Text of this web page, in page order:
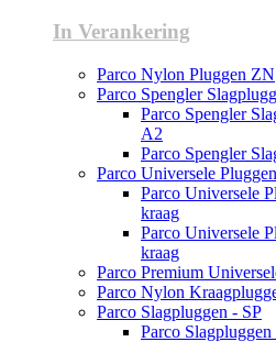
In Verankering
Parco Nylon Pluggen ZN
Parco Spengler
Parco Spengler
A2
Parco Spengler
Parco Universele Pluggen
Parco Universele
kraag
Parco Universele
kraag
Parco Premium
Parco Nylon
Parco Slagpluggen - SP
Parco